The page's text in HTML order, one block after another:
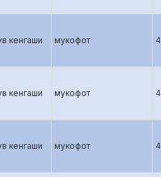
кенгаши мукофот
кенгаши мукофот
кенгаши мукофот